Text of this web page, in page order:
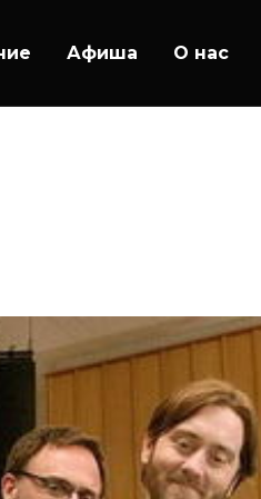
Афиша О нас